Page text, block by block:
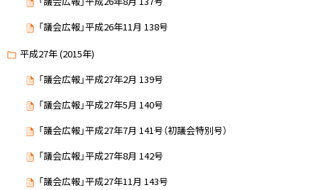
「議会広報」平成26年11月 138号
平成27年 (2015年)
「議会広報」平成27年2月 139号
「議会広報」平成27年5月 140号
「議会広報」平成27年7月 141号（初議会特別号）
「議会広報」平成27年8月 142号
「議会広報」平成27年11月 143号